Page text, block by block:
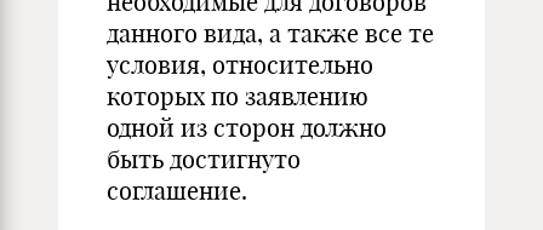
данного вида, а также все те
условия, относительно
которых по заявлению
одной из сторон должно
быть достигнуто
соглашение.